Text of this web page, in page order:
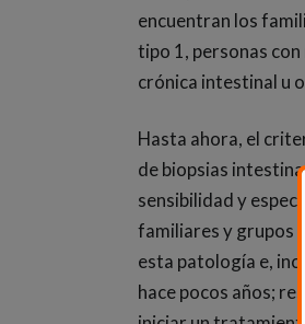
encuentran los
tipo 1, personas
crónica intestinal u
Hasta ahora, el
de biopsias
sensibilidad y
familiares y grupos
esta patología e,
hace pocos años;